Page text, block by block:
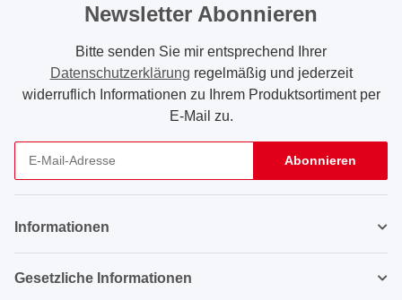
Newsletter Abonnieren
Bitte senden Sie mir entsprechend Ihrer
Datenschutzerklärung regelmäßig und jederzeit
widerruflich Informationen zu Ihrem Produktsortiment per
E-Mail zu.
Abonnieren
Informationen
Gesetzliche Informationen